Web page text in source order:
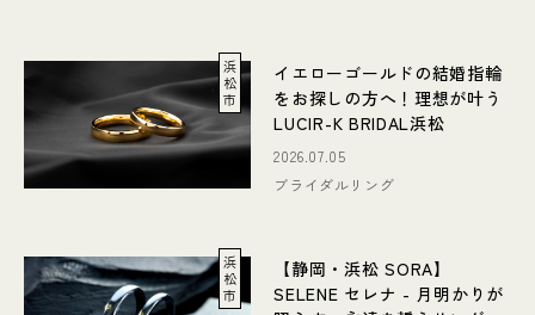
浜
松
市
イエローゴールドの結婚指輪
をお探しの方へ！理想が叶う
LUCIR-K BRIDAL浜松
2026.07.05
ブライダルリング
浜
松
市
【静岡・浜松 SORA】
SELENE セレナ - 月明かりが